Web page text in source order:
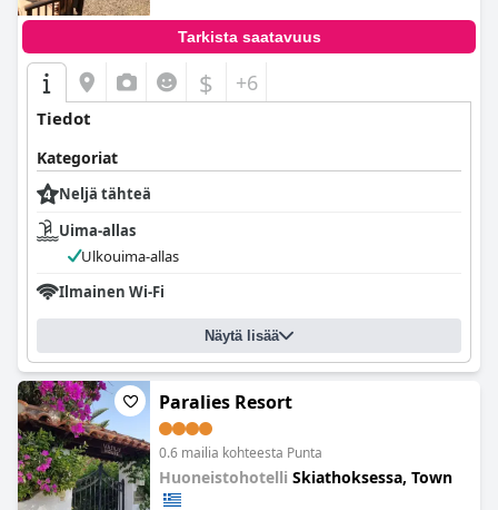
Tarkista saatavuus
$ +6
Tiedot
Kategoriat
Neljä tähteä
Uima-allas
Ulkouima-allas
Ilmainen Wi-Fi
Näytä lisää
Paralies Resort
0.6 mailia kohteesta Punta
Huoneistohotelli Skiathoksessa, Town